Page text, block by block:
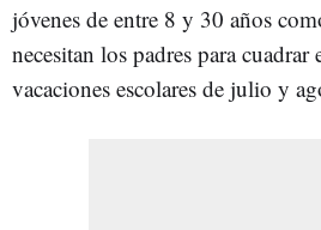
jóvenes de entre 8 y 30 años
necesitan los padres para
vacaciones escolares de julio y